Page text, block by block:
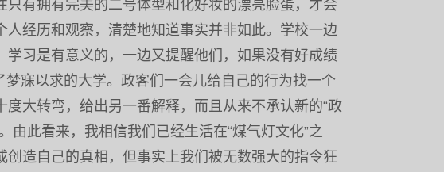
只有拥有完美的二号体型和化好妆的漂亮脸蛋，才会
人经历和观察，清楚地知道事实并非如此。学校一边
学习是有意义的，一边又提醒他们，如果没有好成绩
梦寐以求的大学。政客们一会儿给自己的行为找一个
大转弯，给出另一番解释，而且从来不承认新的“政
由此看来，我相信我们已经生活在“煤气灯文化”之
创造自己的真相，但事实上我们被无数强大的指令狂